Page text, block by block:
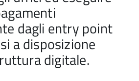
dagli entry point
a disposizione
digitale.